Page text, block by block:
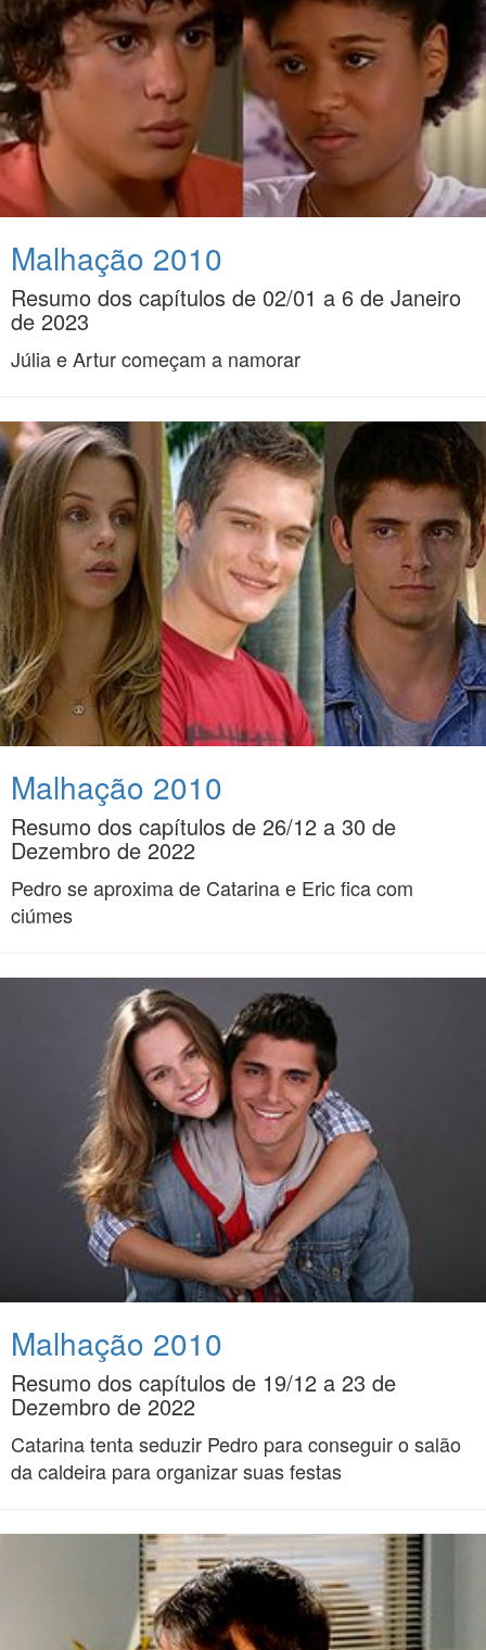
Malhação 2010
Resumo dos capítulos de 02/01 a 6 de Janeiro
de 2023
Júlia e Artur começam a namorar
Malhação 2010
Resumo dos capítulos de 26/12 a 30 de
Dezembro de 2022
Pedro se aproxima de Catarina e Eric fica com
ciúmes
Malhação 2010
Resumo dos capítulos de 19/12 a 23 de
Dezembro de 2022
Catarina tenta seduzir Pedro para conseguir o salão
da caldeira para organizar suas festas